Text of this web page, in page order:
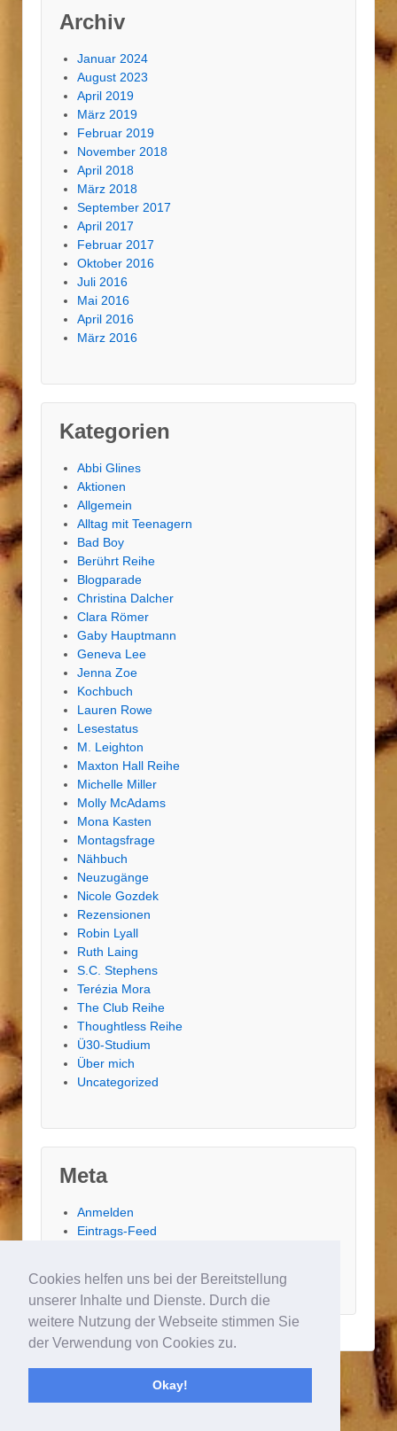
Cookies helfen uns bei der Bereitstellung
unserer Inhalte und Dienste. Durch die
weitere Nutzung der Webseite stimmen Sie
der Verwendung von Cookies zu.
Okay!
Archiv
Januar 2024
August 2023
April 2019
März 2019
Februar 2019
November 2018
April 2018
März 2018
September 2017
April 2017
Februar 2017
Oktober 2016
Juli 2016
Mai 2016
April 2016
März 2016
Kategorien
Abbi Glines
Aktionen
Allgemein
Alltag mit Teenagern
Bad Boy
Berührt Reihe
Blogparade
Christina Dalcher
Clara Römer
Gaby Hauptmann
Geneva Lee
Jenna Zoe
Kochbuch
Lauren Rowe
Lesestatus
M. Leighton
Maxton Hall Reihe
Michelle Miller
Molly McAdams
Mona Kasten
Montagsfrage
Nähbuch
Neuzugänge
Nicole Gozdek
Rezensionen
Robin Lyall
Ruth Laing
S.C. Stephens
Terézia Mora
The Club Reihe
Thoughtless Reihe
Ü30-Studium
Über mich
Uncategorized
Meta
Anmelden
Eintrags-Feed